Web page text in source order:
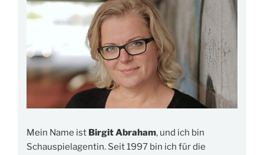
Mein Name ist Birgit Abraham, und ich bin
Schauspielagentin. Seit 1997 bin ich für die